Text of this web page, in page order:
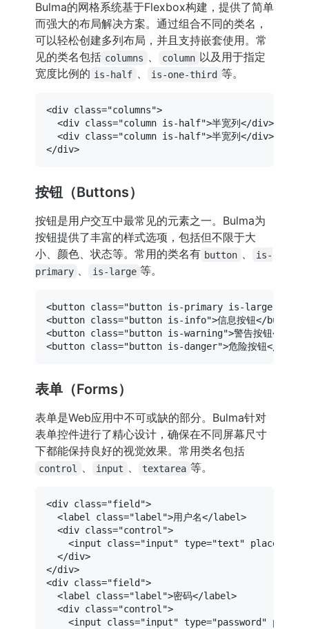
Bulma的网格系统基于Flexbox构建，提供了简单
而强大的布局解决方案。通过组合不同的类名，
可以轻松创建多列布局，并且支持嵌套使用。常
见的类名包括 columns 、 column 以及用于指定
宽度比例的 is-half 、 is-one-third 等。
<div class="columns">
<div class="column is-half">半宽列</div>
<div class="column is-half">半宽列</div>
</div>
按钮（Buttons）
按钮是用户交互中最常见的元素之一。Bulma为
按钮提供了丰富的样式选项，包括但不限于大
小、颜色、状态等。常用的类名有 button 、
is-
primary 、 is-large 等。
<button class="button is-primary is-large"
<button class="button is-info">信息按钮</button
<button class="button is-warning">警告按钮</
<button class="button is-danger">危险按钮</
表单（Forms）
表单是Web应用中不可或缺的部分。Bulma针对
表单控件进行了精心设计，确保在不同屏幕尺寸
下都能保持良好的视觉效果。常用类名包括
control 、 input 、 textarea 等。
<div class="field">
<label class="label">用户名</label>
<div class="control">
<input class="input" type="text"
</div>
</div>
<div class="field">
<label class="label">密码</label>
<div class="control">
<input class="input" type="password"